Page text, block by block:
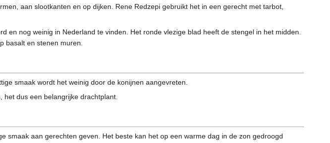
aan slootkanten en op dijken. Rene Redzepi gebruikt het in een gerecht met tarbot,
en nog weinig in Nederland te vinden. Het ronde vlezige blad heeft de stengel in het midden.
basalt en stenen muren.
smaak wordt het weinig door de konijnen aangevreten.
dus een belangrijke drachtplant.
smaak aan gerechten geven. Het beste kan het op een warme dag in de zon gedroogd